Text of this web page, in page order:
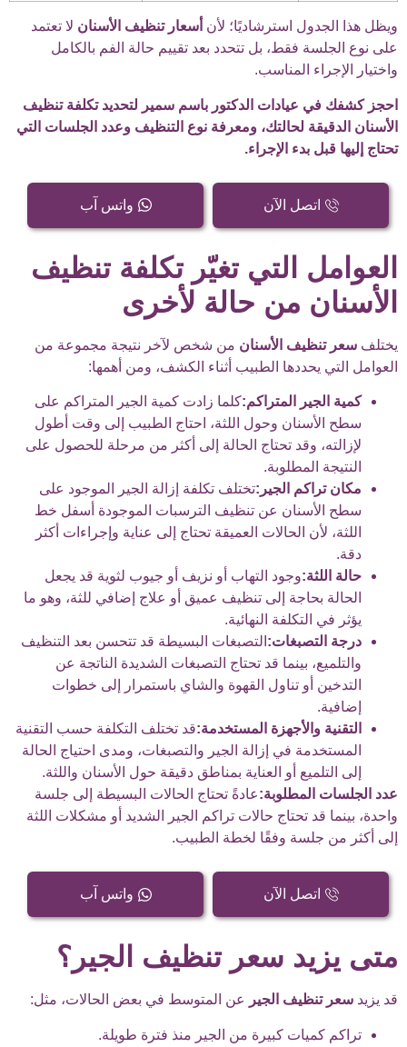
ويظل هذا الجدول استرشاديًا؛ لأن أسعار تنظيف الأسنان لا تعتمد
على نوع الجلسة فقط، بل تتحدد بعد تقييم حالة الفم بالكامل
واختيار الإجراء المناسب.
احجز كشفك في عيادات الدكتور باسم سمير لتحديد تكلفة تنظيف
الأسنان الدقيقة لحالتك، ومعرفة نوع التنظيف وعدد الجلسات التي
تحتاج إليها قبل بدء الإجراء.
اتصل الآن واتس آب
العوامل التي تغيّر تكلفة تنظيف
الأسنان من حالة لأخرى
يختلف سعر تنظيف الأسنان من شخص لآخر نتيجة مجموعة من
العوامل التي يحددها الطبيب أثناء الكشف، ومن أهمها:
كمية الجير المتراكم:كلما زادت كمية الجير المتراكم على
سطح الأسنان وحول اللثة، احتاج الطبيب إلى وقت أطول
لإزالته، وقد تحتاج الحالة إلى أكثر من مرحلة للحصول على
النتيجة المطلوبة.
مكان تراكم الجير:تختلف تكلفة إزالة الجير الموجود على
سطح الأسنان عن تنظيف الترسبات الموجودة أسفل خط
اللثة، لأن الحالات العميقة تحتاج إلى عناية وإجراءات أكثر
دقة.
حالة اللثة:وجود التهاب أو نزيف أو جيوب لثوية قد يجعل
الحالة بحاجة إلى تنظيف عميق أو علاج إضافي للثة، وهو ما
يؤثر في التكلفة النهائية.
درجة التصبغات: التصبغات البسيطة قد تتحسن بعد التنظيف
والتلميع، بينما قد تحتاج التصبغات الشديدة الناتجة عن
التدخين أو تناول القهوة والشاي باستمرار إلى خطوات
إضافية.
التقنية والأجهزة المستخدمة:قد تختلف التكلفة حسب التقنية
المستخدمة في إزالة الجير والتصبغات، ومدى احتياج الحالة
إلى التلميع أو العناية بمناطق دقيقة حول الأسنان واللثة.
عدد الجلسات المطلوبة:عادةً تحتاج الحالات البسيطة إلى جلسة
واحدة، بينما قد تحتاج حالات تراكم الجير الشديد أو مشكلات اللثة
إلى أكثر من جلسة وفقًا لخطة الطبيب.
اتصل الآن واتس آب
متى يزيد سعر تنظيف الجير؟
قد يزيد سعر تنظيف الجير عن المتوسط في بعض الحالات، مثل:
تراكم كميات كبيرة من الجير منذ فترة طويلة.